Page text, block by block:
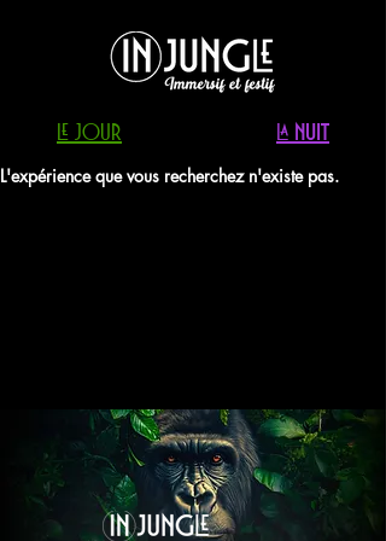
LE jour LA NUIT
L'expérience que vous recherchez n'existe pas.